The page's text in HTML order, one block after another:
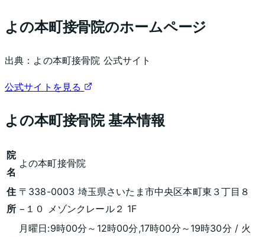
よの本町接骨院のホームページ
出典： よの本町接骨院 公式サイト
公式サイトを見る
よの本町接骨院基本情報
院
名
よの本町接骨院
住
所
〒338-0003 埼玉県さいたま市中央区本町東３丁目８
−１０ メゾンクレール２ 1F
月曜日:9時00分～12時00分,17時00分～19時30分 / 火